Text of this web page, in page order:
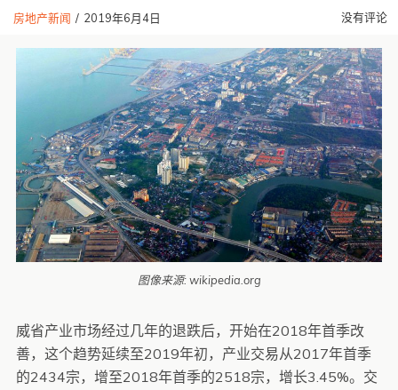
房地产新闻 / 2019年6月4日 没有评论
图像来源: wikipedia.org
威省产业市场经过几年的退跌后，开始在2018年首季改
善，这个趋势延续至2019年初，产业交易从2017年首季
的2434宗，增至2018年首季的2518宗，增长3.45%。交